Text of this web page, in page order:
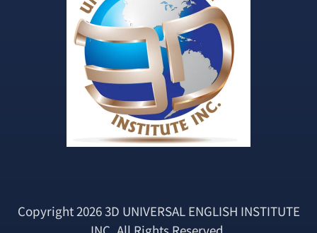
Copyright 2026 3D UNIVERSAL ENGLISH INSTITUTE